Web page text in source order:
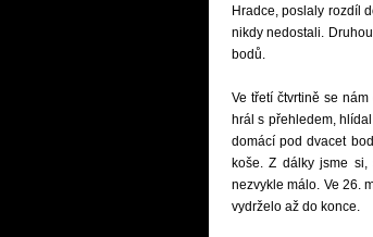
Hradce, poslaly rozdíl
nikdy nedostali.
bodů.
Ve třetí čtvrtině se
hrál s přehledem,
domácí pod dvacet
koše. Z dálky jsme
nezvykle málo. Ve 26.
vydrželo až do konce.